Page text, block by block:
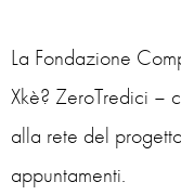
La Fondazione
Xkè? ZeroTredici –
alla rete del
appuntamenti.